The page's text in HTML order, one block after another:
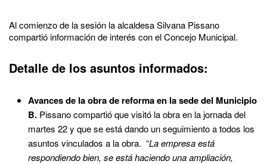
Al comienzo de la sesión la alcaldesa Silvana Pissano
compartió información de interés con el Concejo Municipal.
Detalle de los asuntos informados:
Avances de la obra de reforma en la sede del Municipio
B. Pissano compartió que visitó la obra en la jornada del
martes 22 y que se está dando un seguimiento a todos los
asuntos vinculados a la obra. “La empresa está
respondiendo bien, se está haciendo una ampliación,